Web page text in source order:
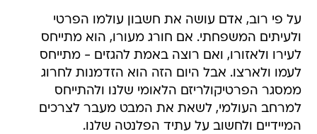
על פי רוב, אדם עושה את חשבון עולמו הפרטי
ולעיתים המשפחתי. אם חורג מעורו, הוא מתייחס
לעירו ולאזורו, ואם רוצה באמת להגזים - מתייחס
לעמו ולארצו. אבל היום הזה הוא הזדמנות לחרוג
ממסגר הפרטיקולריזם הלאומי שלנו ולהתייחס
למרחב העולמי, לשאת את המבט מעבר לצרכים
המיידיים ולחשוב על עתיד הפלנטה שלנו.